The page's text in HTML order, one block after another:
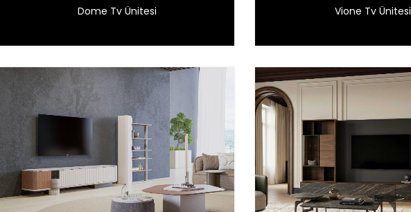
Dome Tv Ünitesi Vione Tv Ünitesi